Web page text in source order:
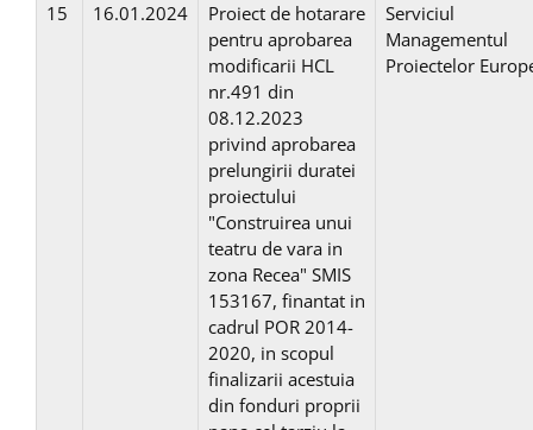
15 16.01.2024
Proiect de hotarare
pentru aprobarea
modificarii HCL
nr.491 din
08.12.2023
privind aprobarea
prelungirii duratei
proiectului
"Construirea unui
teatru de vara in
zona Recea" SMIS
153167, finantat in
cadrul POR 2014-
2020, in scopul
finalizarii acestuia
din fonduri proprii
Serviciul
Managementul
Proiectelor